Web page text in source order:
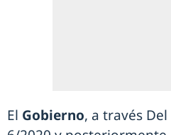
El Gobierno, a través